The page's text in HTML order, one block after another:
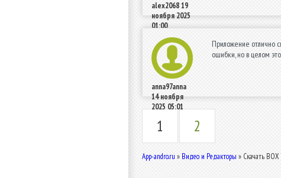
alex206819
ноября 2025
01:00
anna97anna
14 ноября
2025 05:01
Приложение отлично
ошибки, но в целом
1 2
App-andro.ru » Видео и Редакторы » Скачать